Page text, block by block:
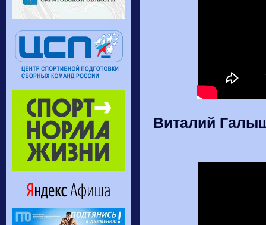
Виталий